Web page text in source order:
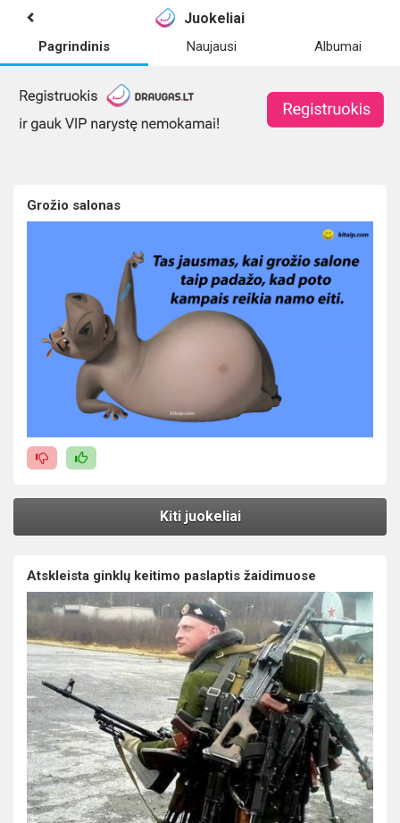
Juokeliai
Pagrindinis Naujausi Albumai
Grožio salonas
Kiti juokeliai
Atskleista ginklų keitimo paslaptis žaidimuose